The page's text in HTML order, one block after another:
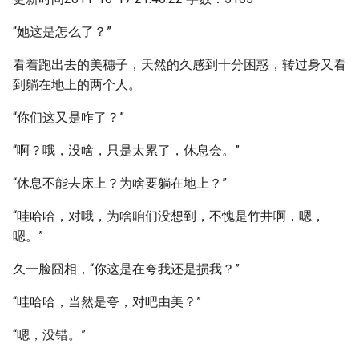
“她这是怎么了？”
看着跑出去的美穗子，天然的久感到十分困惑，转过身又看
到躺在地上的两个人。
“你们这又是咋了？”
“啊？哦，没啥，只是太累了，休息会。”
“休息不能去床上？为啥要躺在地上？”
“哇哈哈，对哦，为啥咱们没想到，不愧是竹井啊，嗯，
嗯。”
久一脸囧相，“你这是在夸我还是损我？”
“哇哈哈，当然是夸，对吧由美？”
“嗯，没错。”